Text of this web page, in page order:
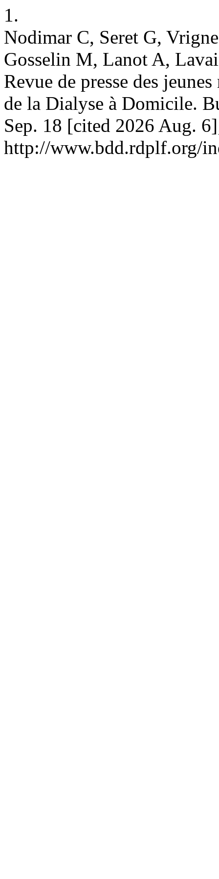
1.
Nodimar C, Seret G,
Gosselin M, Lanot A,
Revue de presse des
de la Dialyse à Domicile.
Sep. 18 [cited 2026 Aug.
http://www.bdd.rdplf.org/